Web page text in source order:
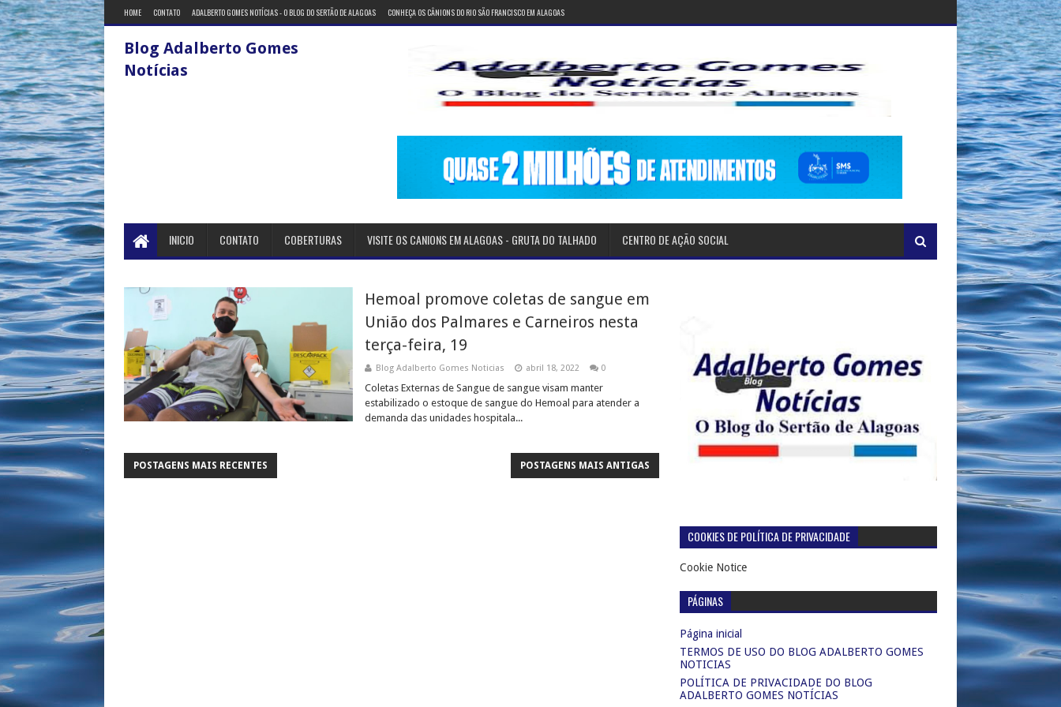
HOME CONTATO ADALBERTO GOMES NOTÍCIAS - O BLOG DO SERTÃO DE ALAGOAS CONHEÇA OS CÂNIONS DO RIO SÃO FRANCISCO EM ALAGOAS
Blog Adalberto Gomes
Notícias
INICIO CONTATO COBERTURAS VISITE OS CANIONS EM ALAGOAS - GRUTA DO TALHADO CENTRO DE AÇÃO SOCIAL
Hemoal promove coletas de sangue em
União dos Palmares e Carneiros nesta
terça-feira, 19
Blog Adalberto Gomes Noticias abril 18, 2022 0
Coletas Externas de Sangue de sangue visam manter
estabilizado o estoque de sangue do Hemoal para atender a
demanda das unidades hospitala...
POSTAGENS MAIS RECENTES POSTAGENS MAIS ANTIGAS
COOKIES DE POLÍTICA DE PRIVACIDADE
Cookie Notice
PÁGINAS
Página inicial
TERMOS DE USO DO BLOG ADALBERTO GOMES
NOTICIAS
POLÍTICA DE PRIVACIDADE DO BLOG
ADALBERTO GOMES NOTÍCIAS